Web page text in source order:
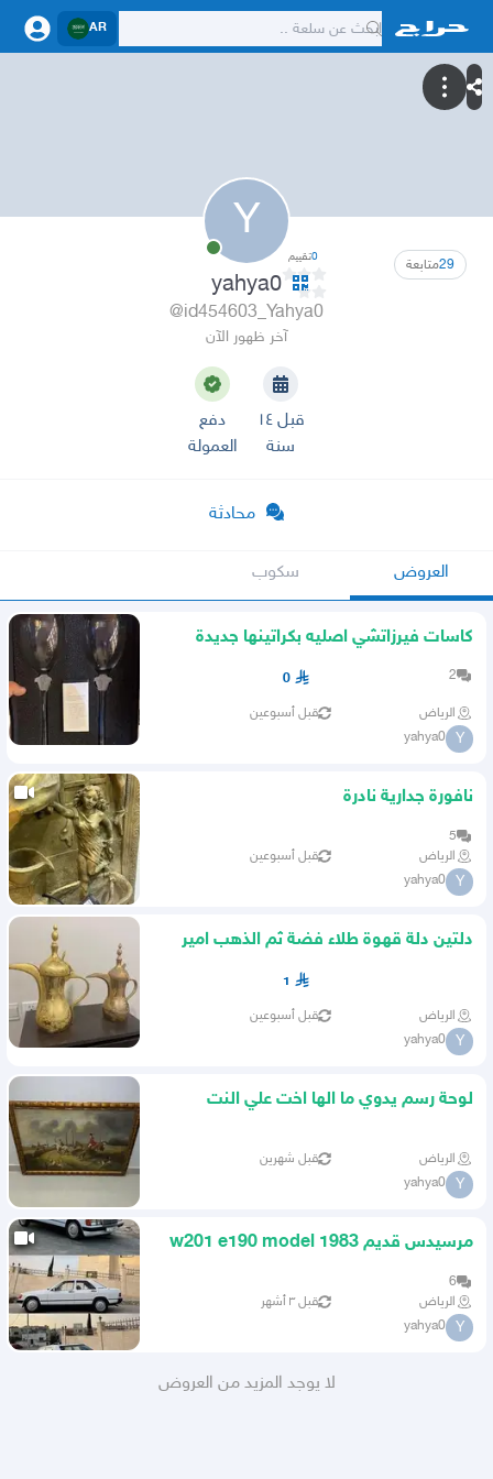
AR
Y
29متابعة 0تقييم
yahya0
@id454603_Yahya0
آخر ظهور الآن
قبل ١٤
سنة
دفع
العمولة
محادثة
العروض سكوب
كاسات فيرزاتشي اصليه بكراتينها جديدة
تماما 41 كأس
2
0
الرياض قبل أسبوعين
Y
yahya0
نافورة جدارية نادرة
5
الرياض
قبل أسبوعين
Y
yahya0
دلتين دلة قهوة طلاء فضة ثم الذهب امير
1
الرياض قبل أسبوعين
Y
yahya0
لوحة رسم يدوي ما الها اخت علي النت
الرياض قبل شهرين
Y
yahya0
مرسيدس قديم w201 e190 model 1983
6
الرياض
قبل ٣ أشهر
Y
yahya0
لا يوجد المزيد من العروض